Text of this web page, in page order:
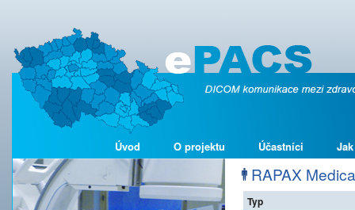
Úvod O projektu Účastníci
RAPAX
Typ